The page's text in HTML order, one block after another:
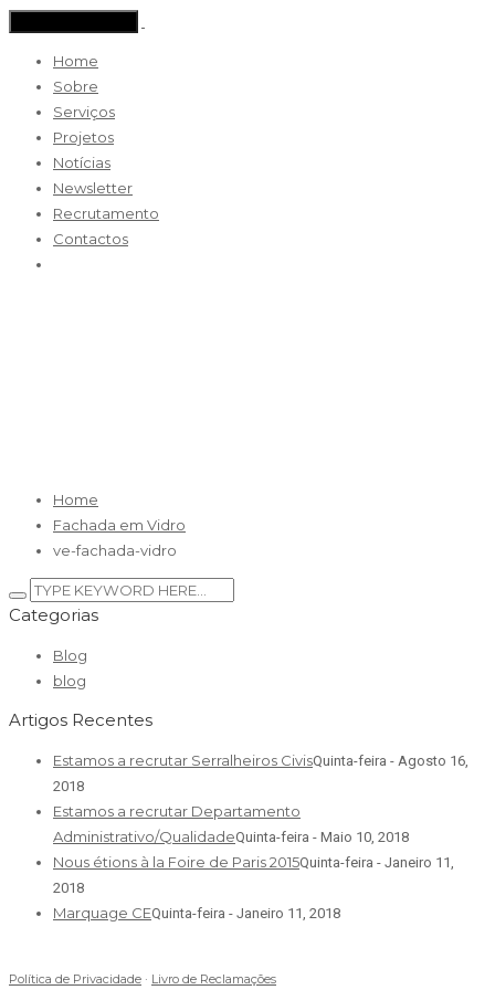
Home
Sobre
Serviços
Projetos
Notícias
Newsletter
Recrutamento
Contactos
Home
Fachada em Vidro
ve-fachada-vidro
Categorias
Blog
blog
Artigos Recentes
Estamos a recrutar Serralheiros CivisQuinta-feira - Agosto 16,
2018
Estamos a recrutar Departamento
Administrativo/QualidadeQuinta-feira - Maio 10, 2018
Nous étions à la Foire de Paris 2015Quinta-feira - Janeiro 11,
2018
Marquage CEQuinta-feira - Janeiro 11, 2018
Política de Privacidade · Livro de Reclamações